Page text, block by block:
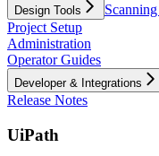
Design Tools
Project Setup
Administration
Operator Guides
Developer & Integrations
Release Notes
UiPath